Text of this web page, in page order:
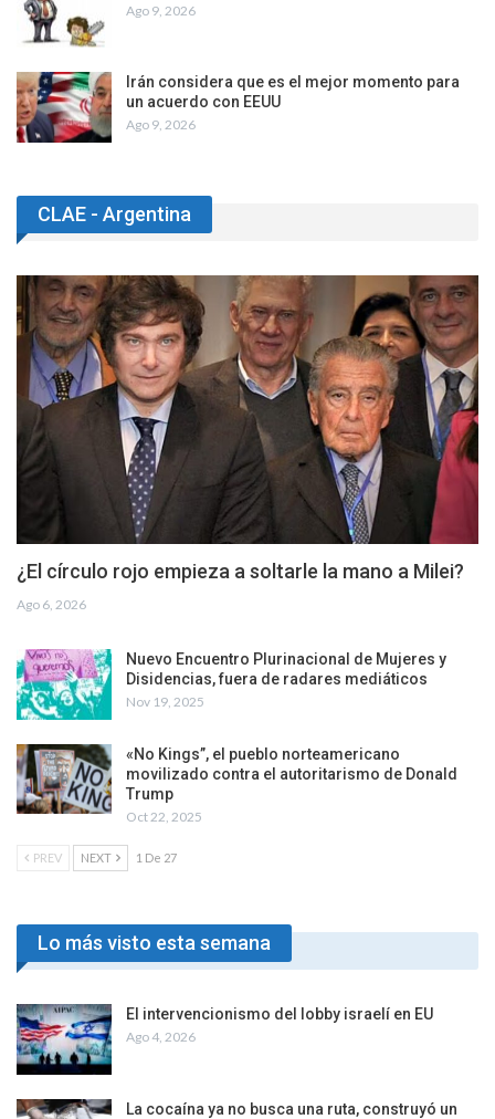
Ago 9, 2026
Irán considera que es el mejor momento para
un acuerdo con EEUU
Ago 9, 2026
CLAE - Argentina
¿El círculo rojo empieza a soltarle la mano a Milei?
Ago 6, 2026
Nuevo Encuentro Plurinacional de Mujeres y
Disidencias, fuera de radares mediáticos
Nov 19, 2025
«No Kings”, el pueblo norteamericano
movilizado contra el autoritarismo de Donald
Trump
Oct 22, 2025
PREV NEXT 1 De 27
Lo más visto esta semana
El intervencionismo del lobby israelí en EU
Ago 4, 2026
La cocaína ya no busca una ruta, construyó un